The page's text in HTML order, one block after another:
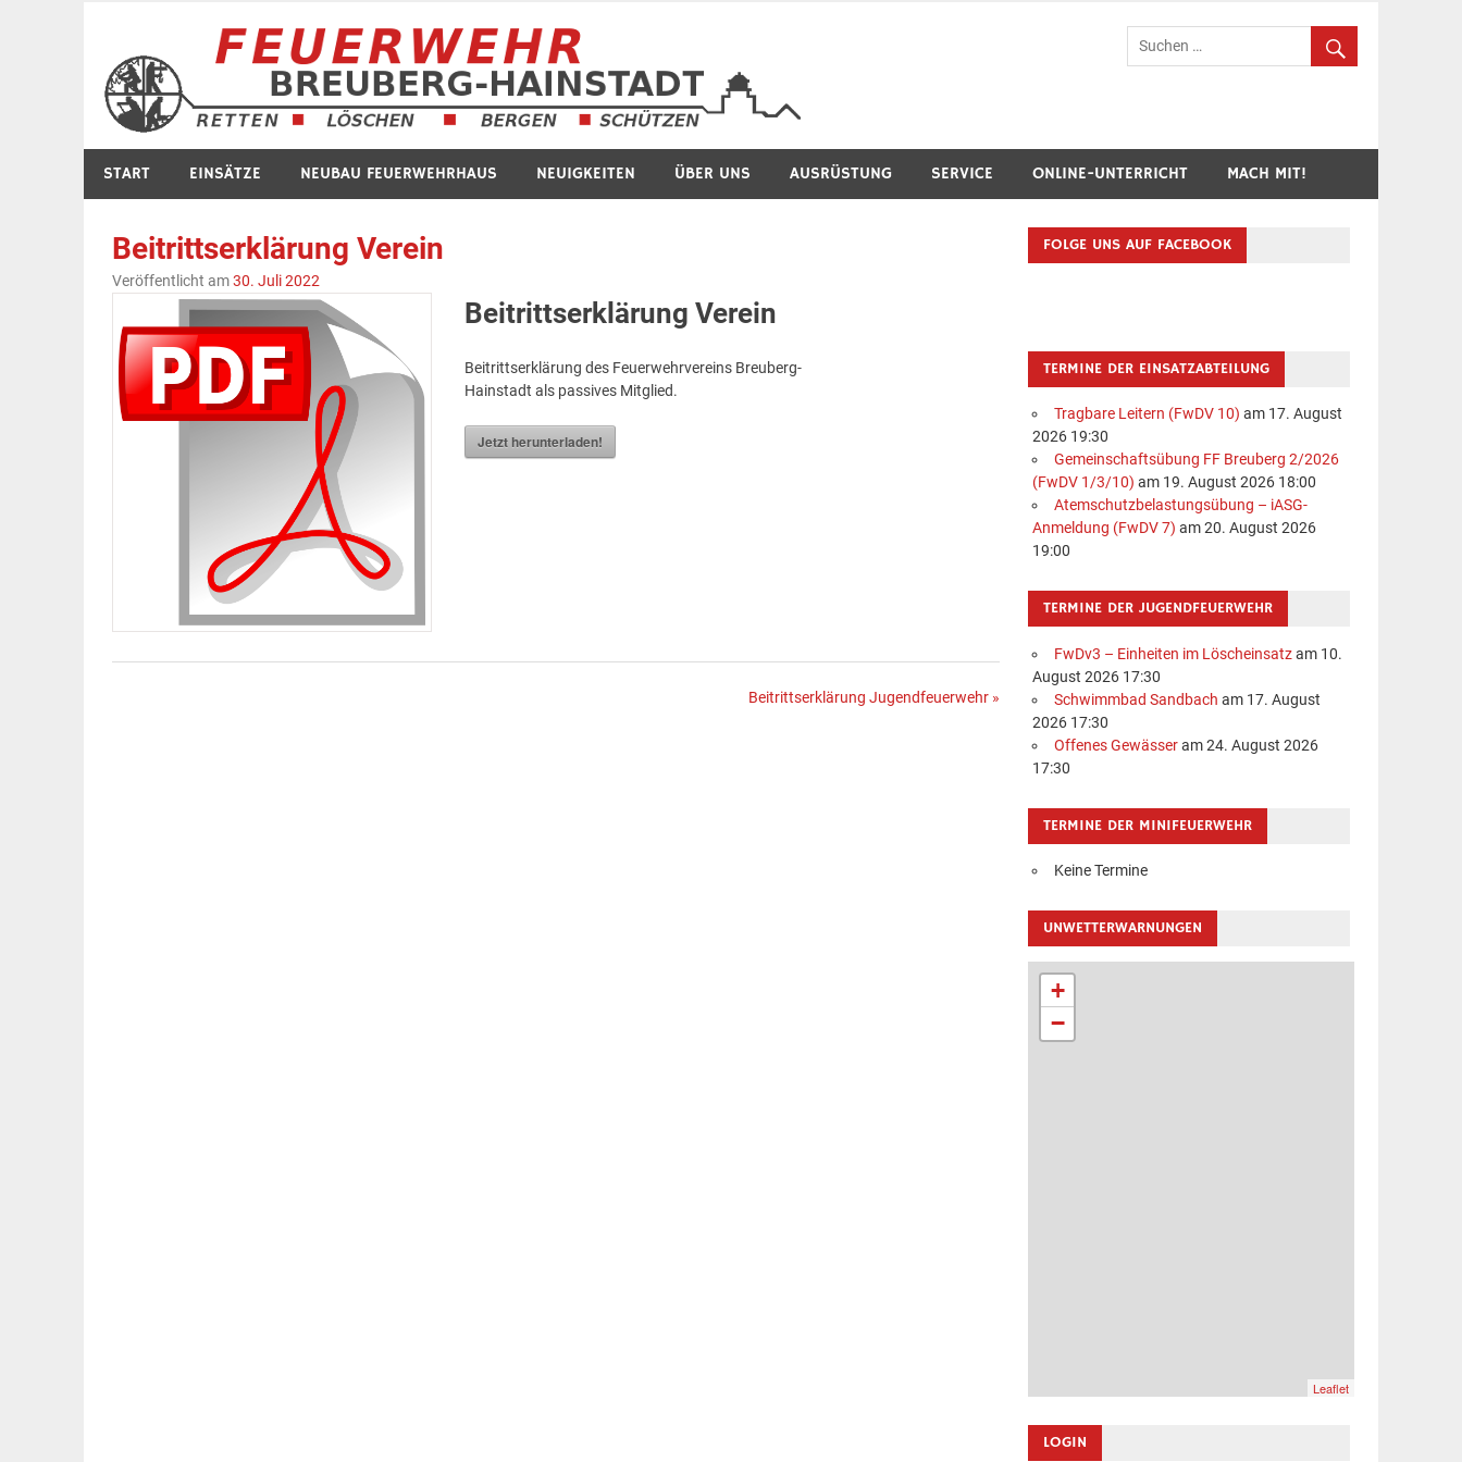
springen
Feuerwehr Breuberg-Hainstadt
START EINSÄTZE NEUBAU FEUERWEHRHAUS NEUIGKEITEN ÜBER UNS AUSRÜSTUNG SERVICE ONLINE-UNTERRICHT MACH MIT!
Beitrittserklärung Verein
Veröffentlicht am30. Juli 2022
Beitrittserklärung Verein
Beitrittserklärung des Feuerwehrvereins Breuberg-
Hainstadt als passives Mitglied.
Jetzt herunterladen!
Beitrittserklärung Jugendfeuerwehr »
FOLGE UNS AUF FACEBOOK
TERMINE DER EINSATZABTEILUNG
Tragbare Leitern (FwDV 10) am 17. August
2026 19:30
Gemeinschaftsübung FF Breuberg 2/2026
(FwDV 1/3/10) am 19. August 2026 18:00
Atemschutzbelastungsübung – iASG-
Anmeldung (FwDV 7) am 20. August 2026
19:00
TERMINE DER JUGENDFEUERWEHR
FwDv3 – Einheiten im Löscheinsatzam 10.
August 2026 17:30
Schwimmbad Sandbach am 17. August
2026 17:30
Offenes Gewässeram 24. August 2026
17:30
TERMINE DER MINIFEUERWEHR
Keine Termine
UNWETTERWARNUNGEN
+
−
Leaflet
LOGIN